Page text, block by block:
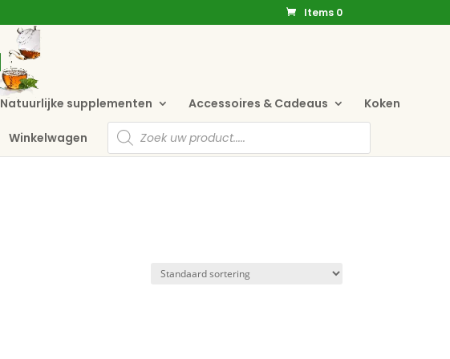
Items 0
Natuurlijke supplementen Accessoires & Cadeaus Koken
Winkelwagen
Producten
zoeken